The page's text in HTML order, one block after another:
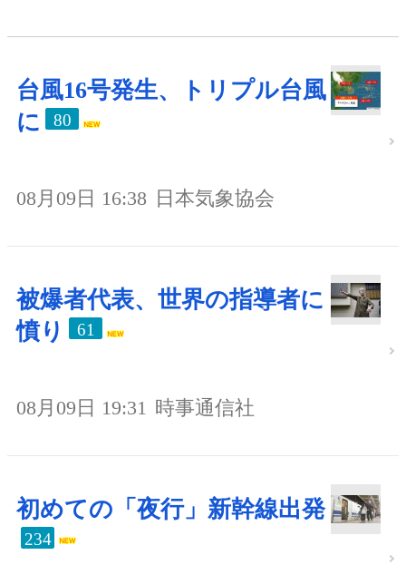
台風16号発生、トリプル台風
に
80
08月09日 16:38 日本気象協会
被爆者代表、世界の指導者に
憤り
61
08月09日 19:31 時事通信社
初めての「夜行」新幹線出発
234